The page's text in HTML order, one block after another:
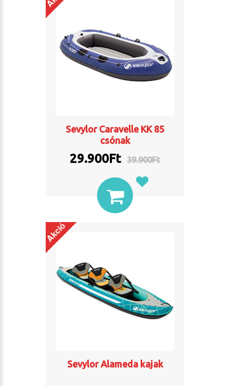
Sevylor Caravelle KK 85
csónak
29.900Ft 39.900Ft
Akció
Sevylor Alameda kajak